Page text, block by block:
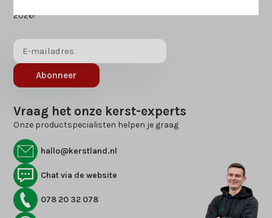
2026!
Abonneer
Vraag het onze kerst-experts
Onze productspecialisten helpen je graag
hallo@kerstland.nl
Chat via de website
078 20 32 078